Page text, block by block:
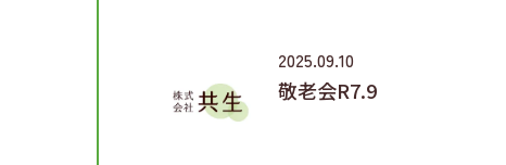
2025.09.10
敬老会R7.9